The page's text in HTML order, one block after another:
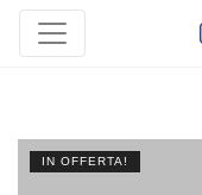
IN OFFERTA!